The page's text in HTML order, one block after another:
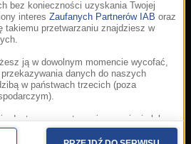
z portalu oznacza akceptację
.Aplikacje.© 2026 Radio Muzyka
Grupa RMF sp. z o.o. sp. k.
bez konieczności uzyskania Twojej
interes Zaufanych Partnerów IAB oraz
takiemu przetwarzaniu znajdziesz w
ją w dowolnym momencie wycofać,
danych do naszych
w państwach trzecich (poza
dostępu, sprostowania, usunięcia lub
a także złożenia skargi do
Osobowych. W polityce prywatności